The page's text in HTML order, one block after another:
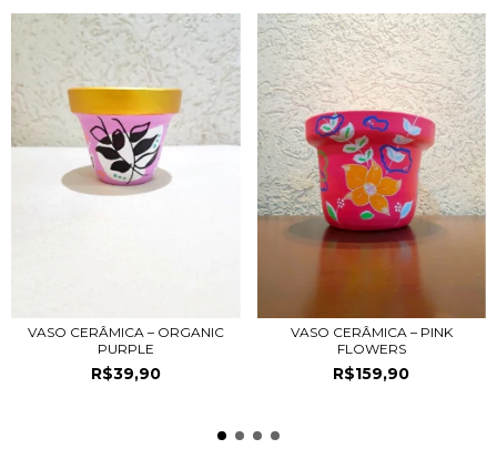
VASO CERÂMICA – ORGANIC
PURPLE
R$39,90
VASO CERÂMICA – PINK
FLOWERS
R$159,90